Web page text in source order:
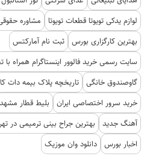
لوازم یدکی تویوتا قطعات تویوتا
مشاوره
بهترین کارگزاری بورس ثبت نام آمارکتس
سایت رسمی خرید فالوور اینستاگرام همراه
گاوصندوق خانگی تاریخچه پلاک بیمه دات
خرید سرور اختصاصی ایران
بلیط قطار مشهد
آهنگ جدید
بهترین جراح بینی ترمیمی در
اخبار بورس دانلود وان موزیک